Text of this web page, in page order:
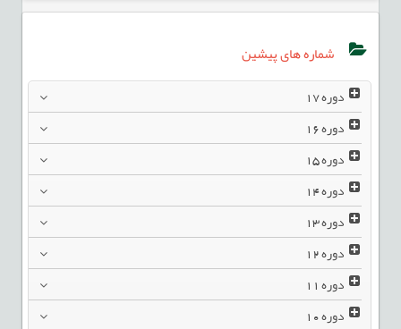
شماره های پیشین
دوره17
دوره16
دوره15
دوره14
دوره13
دوره12
دوره11
دوره10